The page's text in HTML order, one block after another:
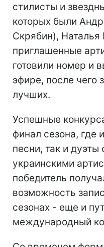
стилисты и
которых были
Скрябин),
приглашенные
готовили номер и
эфире, после чего
лучших.
Успешные
финал сезона, где
песни, так и дуэты
украинскими
победитель
возможность
сезонах - еще и
международный